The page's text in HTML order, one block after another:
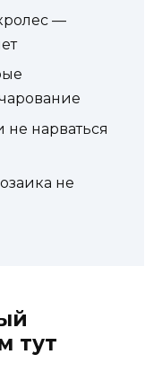
—
не нарваться
не
тут